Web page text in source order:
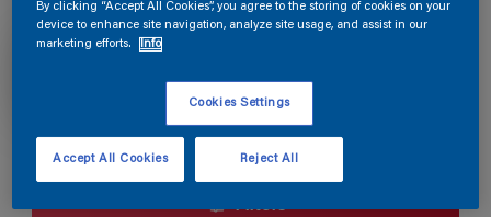
Filters
By clicking “Accept All Cookies”, you agree to the storing of cookies on your
device to enhance site navigation, analyze site usage, and assist in our
marketing efforts.
Info
Cookies Settings
Reject All
Accept All Cookies